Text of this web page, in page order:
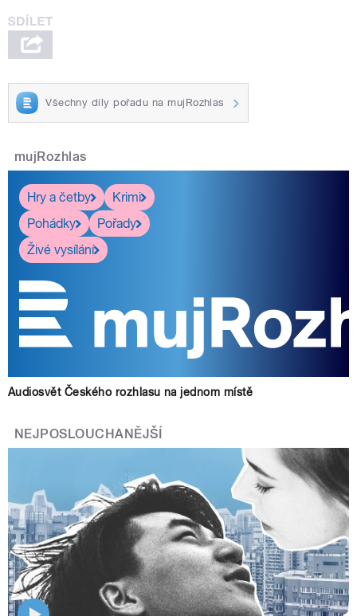
Všechny díly pořadu na mujRozhlas
mujRozhlas
Hry a četby
Krimi
Pohádky
Pořady
Živé vysílání
Audiosvět Českého rozhlasu na jednom místě
NEJPOSLOUCHANĚJŠÍ